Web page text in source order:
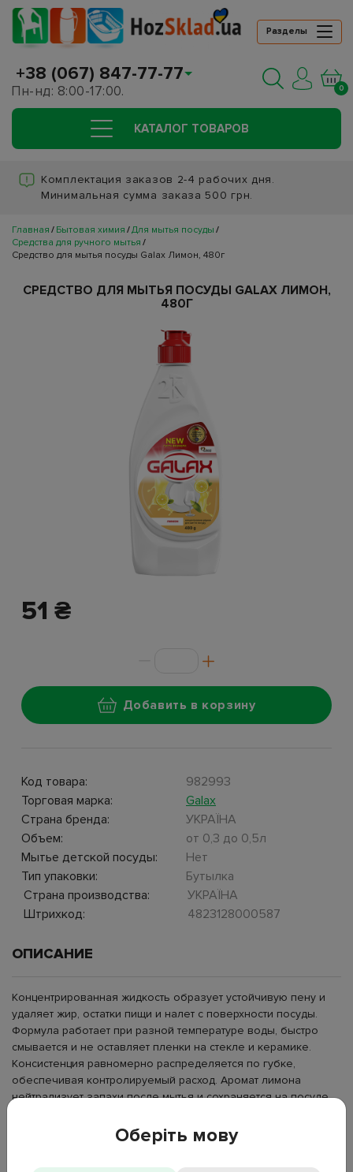
Разделы
+38 (067) 847-77-77
Пн-нд: 8:00-17:00. 0
КАТАЛОГ ТОВАРОВ
Комплектация заказов 2-4 рабочих дня.
Минимальная сумма заказа 500 грн.
Главная Бытовая химия Для мытья посуды
Средства для ручного мытья
Средство для мытья посуды Galax Лимон, 480г
СРЕДСТВО ДЛЯ МЫТЬЯ ПОСУДЫ GALAX ЛИМОН,
480Г
51 ₴
Добавить в корзину
Код товара:
982993
Торговая марка:
Galax
Страна бренда:
УКРАЇНА
Объем:
от 0,3 до 0,5л
Мытье детской посуды:
Нет
Тип упаковки:
Бутылка
Страна производства:
УКРАЇНА
Штрихкод:
4823128000587
ОПИСАНИЕ
Концентрированная жидкость образует устойчивую пену и
удаляет жир, остатки пищи и налет с поверхности посуды.
Формула работает при разной температуре воды, быстро
смывается и не оставляет пленки на стекле и керамике.
Консистенция равномерно распределяется по губке,
обеспечивая контролируемый расход. Аромат лимона
нейтрализует запахи после мытья и сохраняется на посуде
Оберіть мову